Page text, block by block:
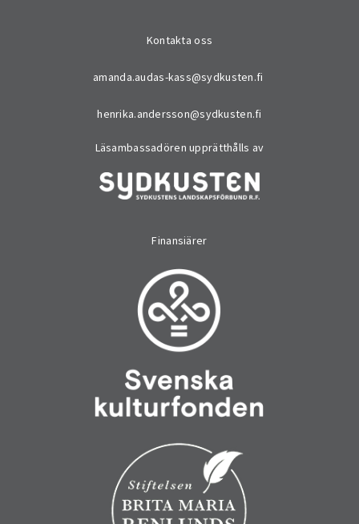
Kontakta oss
amanda.audas-kass@sydkusten.fi
henrika.andersson@sydkusten.fi
Läsambassadören upprätthålls av
Finansiärer